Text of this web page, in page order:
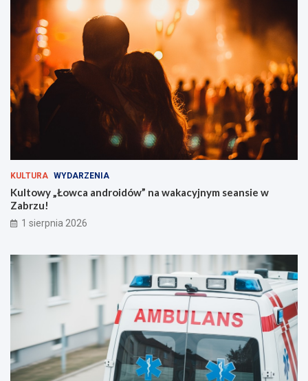
v
u
ż
z
i
e
m
!
?
KULTURA WYDARZENIA
Kultowy „Łowca androidów” na wakacyjnym seansie w
Zabrzu!
1 sierpnia 2026